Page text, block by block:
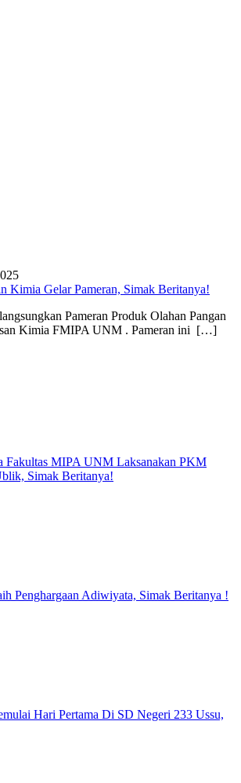
Kimia Gelar Pameran, Simak Beritanya!
Pameran Produk Olahan Pangan
Kimia FMIPA UNM . Pameran ini […]
Fakultas MIPA UNM Laksanakan PKM
Simak Beritanya!
Penghargaan Adiwiyata, Simak Beritanya !
Hari Pertama Di SD Negeri 233 Ussu,